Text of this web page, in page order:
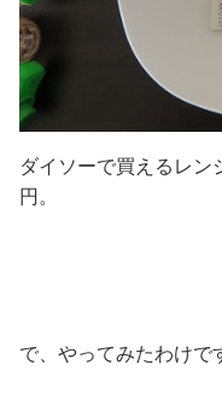
ダイソーで買えるレン
円。
で、やってみたわけで